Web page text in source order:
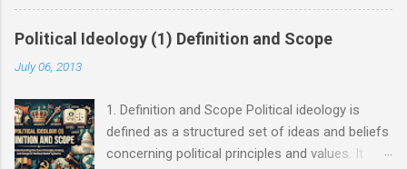
meticulously engineered to test the breaking
points of both Vietnam and ASEAN. The
ultimate conundrum for Hanoi and the wider
without sacrificing sovereignty, while avoiding
an asymmetric war? The answer lies not at the
barrel of a gun, but in the sophisticated art of
Political Ideology (1) Definition and Scope
July 06, 2013
1. Definition and Scope Political ideology is
defined as a structured set of ideas and beliefs
concerning political principles and values. It